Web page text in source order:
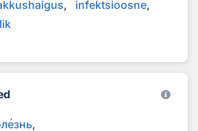
infektsioosne
езнь